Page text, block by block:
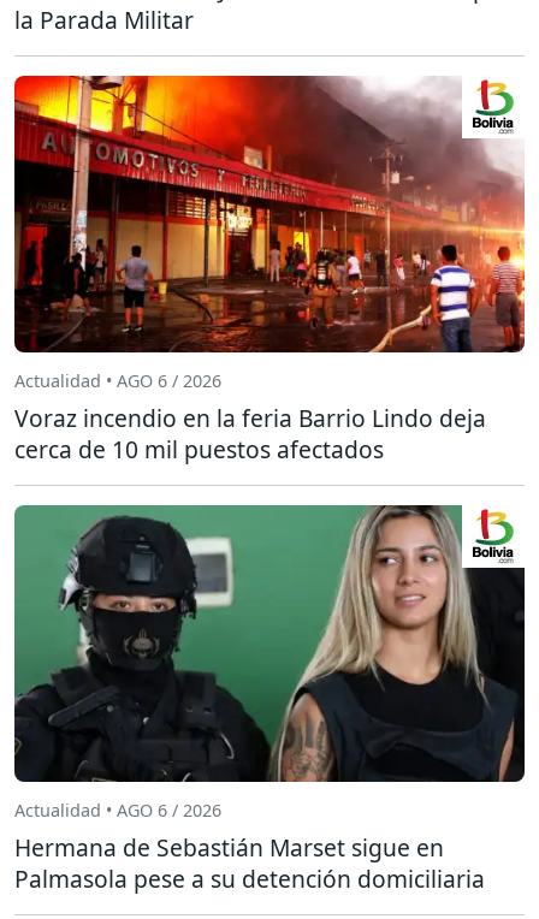
la Parada Militar
Actualidad • AGO 6 / 2026
Voraz incendio en la feria Barrio Lindo deja
cerca de 10 mil puestos afectados
Actualidad • AGO 6 / 2026
Hermana de Sebastián Marset sigue en
Palmasola pese a su detención domiciliaria